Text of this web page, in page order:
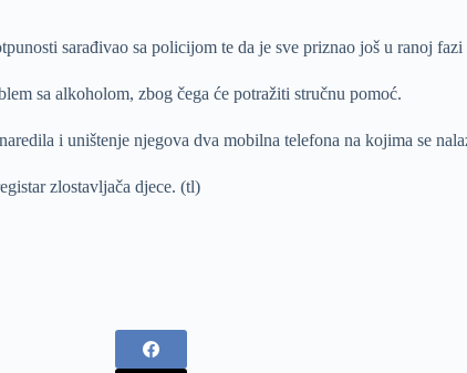
sarađivao sa policijom te da je sve priznao još u ranoj
sa alkoholom, zbog čega će potražiti stručnu pomoć.
i uništenje njegova dva mobilna telefona na kojima se
zlostavljača djece. (tl)